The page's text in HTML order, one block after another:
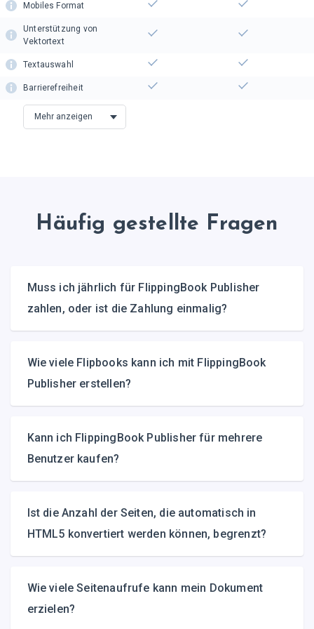
Mobiles Format
Unterstützung von
Vektortext
Textauswahl
Barrierefreiheit
Mehr anzeigen
Häufig gestellte Fragen
Muss ich jährlich für FlippingBook Publisher
zahlen, oder ist die Zahlung einmalig?
Wie viele Flipbooks kann ich mit FlippingBook
Publisher erstellen?
Kann ich FlippingBook Publisher für mehrere
Benutzer kaufen?
Ist die Anzahl der Seiten, die automatisch in
HTML5 konvertiert werden können, begrenzt?
Wie viele Seitenaufrufe kann mein Dokument
erzielen?